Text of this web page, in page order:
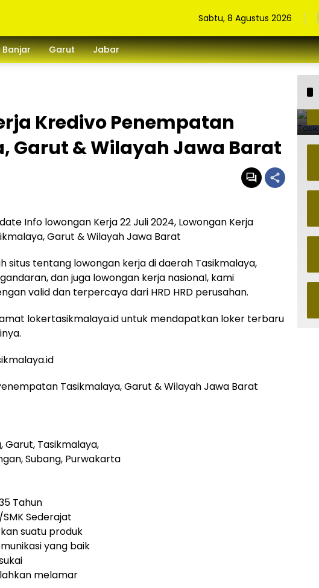
Sabtu, 8 Agustus 2026
Banjar Garut Jabar
Kredivo Penempatan
Garut & Wilayah Jawa Barat
Info lowongan Kerja 22 Juli 2024, Lowongan Kerja
Garut & Wilayah Jawa Barat
situs tentang lowongan kerja di daerah Tasikmalaya,
dan juga lowongan kerja nasional, kami
valid dan terpercaya dari HRD HRD perusahan.
lokertasikmalaya.id untuk mendapatkan loker terbaru
Tasikmalaya, Garut & Wilayah Jawa Barat
Garut, Tasikmalaya,
Subang, Purwakarta
Tahun
Sederajat
suatu produk
yang baik
melamar